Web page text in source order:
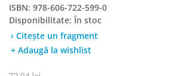
ISBN: 978-606-722-599-0
Disponibilitate: În stoc
› Citește un fragment
+ Adaugă la wishlist